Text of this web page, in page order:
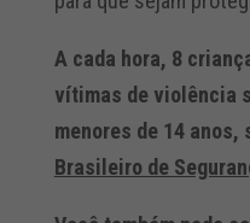
A cada hora, 8
vítimas de violência
menores de 14 anos,
Brasileiro de